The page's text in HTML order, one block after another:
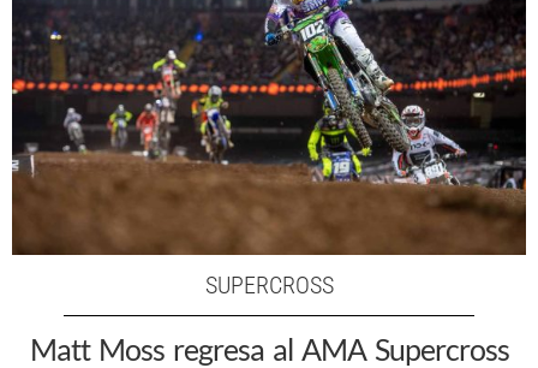
SUPERCROSS
Matt Moss regresa al AMA Supercross